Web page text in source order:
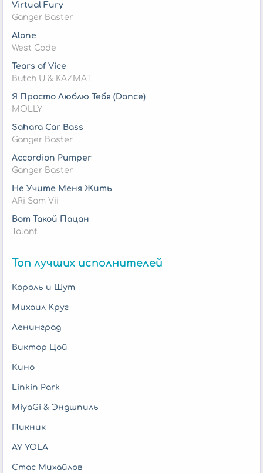
Virtual Fury
Ganger Baster
Alone
West Code
Tears of Vice
Butch U & KAZMAT
Я Просто Люблю Тебя (Dance)
MOLLY
Sahara Car Bass
Ganger Baster
Accordion Pumper
Ganger Baster
Не Учите Меня Жить
ARi Sam Vii
Вот Такой Пацан
Talant
Топ лучших исполнителей
Король и Шут
Михаил Круг
Ленинград
Виктор Цой
Кино
Linkin Park
MiyaGi & Эндшпиль
Пикник
AY YOLA
Стас Михайлов